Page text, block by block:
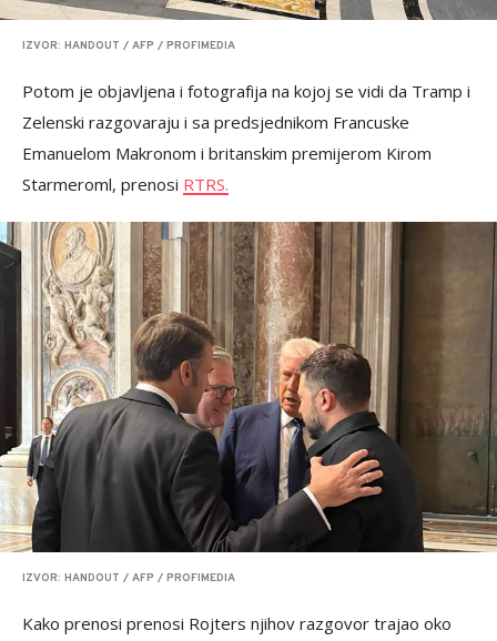
IZVOR: HANDOUT / AFP / PROFIMEDIA
Potom je objavljena i fotografija na kojoj se vidi da Tramp i
Zelenski razgovaraju i sa predsjednikom Francuske
Emanuelom Makronom i britanskim premijerom Kirom
Starmeroml, prenosi RTRS.
IZVOR: HANDOUT / AFP / PROFIMEDIA
Kako prenosi prenosi Rojters njihov razgovor trajao oko